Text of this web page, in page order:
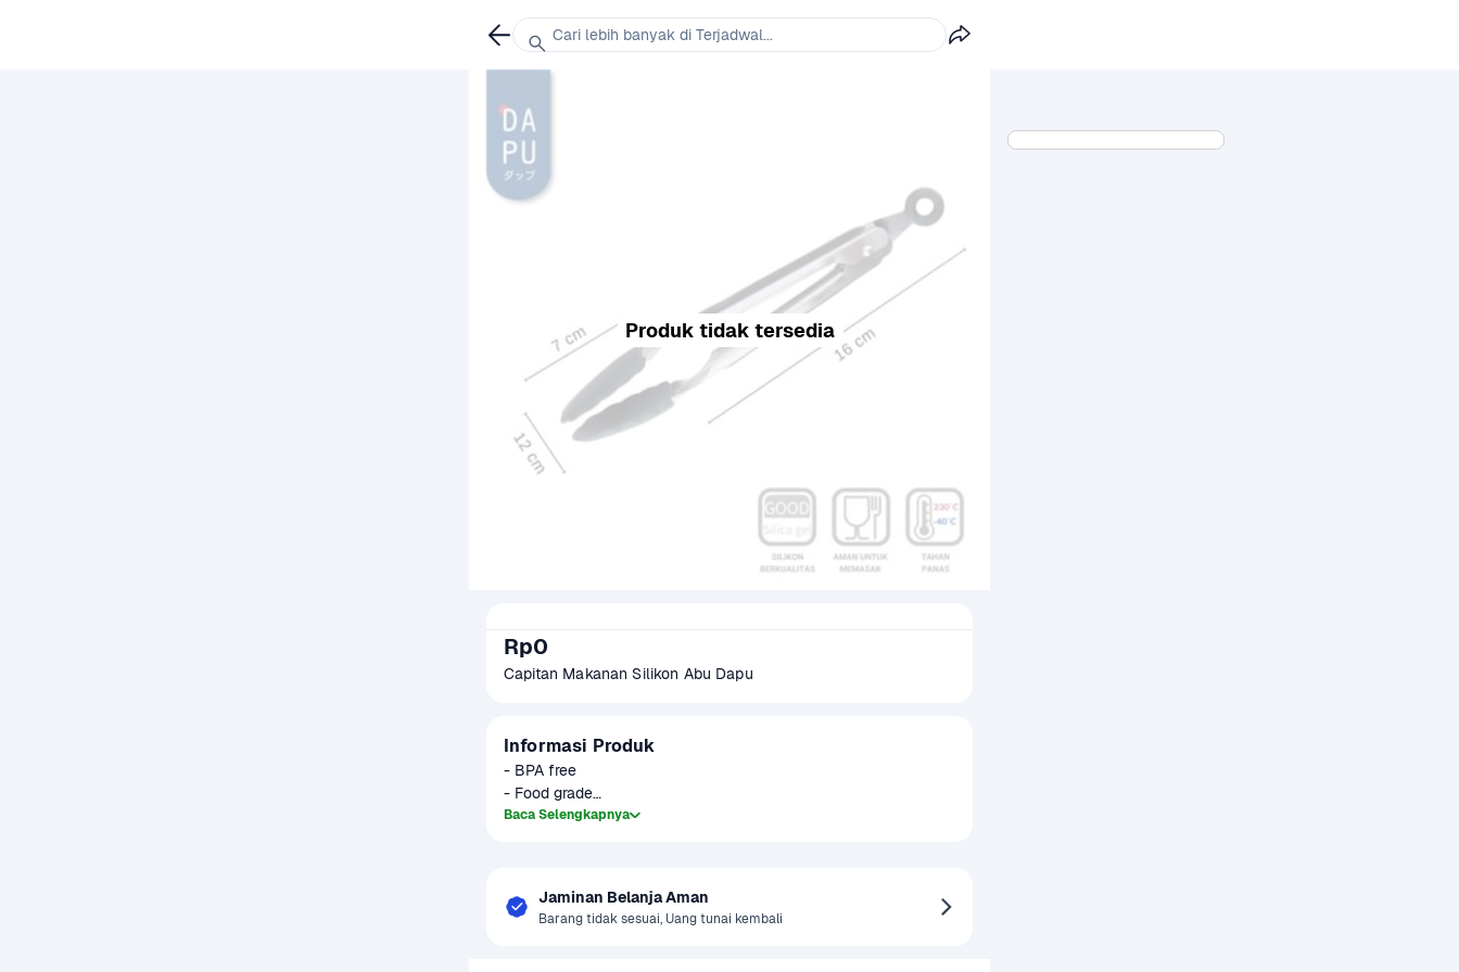
Produk tidak tersedia
Rp0
Capitan Makanan Silikon Abu Dapu
Informasi Produk
- BPA free
- Food grade
- Tahan panas (-40 sampai 200 derajat)
Baca Selengkapnya
Jaminan Belanja Aman
Barang tidak sesuai, Uang tunai kembali
Cari lebih banyak di Terjadwal...